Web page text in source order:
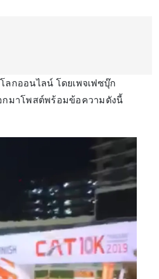
กออนไลน์ โดยเพจเฟซบุ๊ก
กมาโพสต์พร้อมข้อความดังนี้